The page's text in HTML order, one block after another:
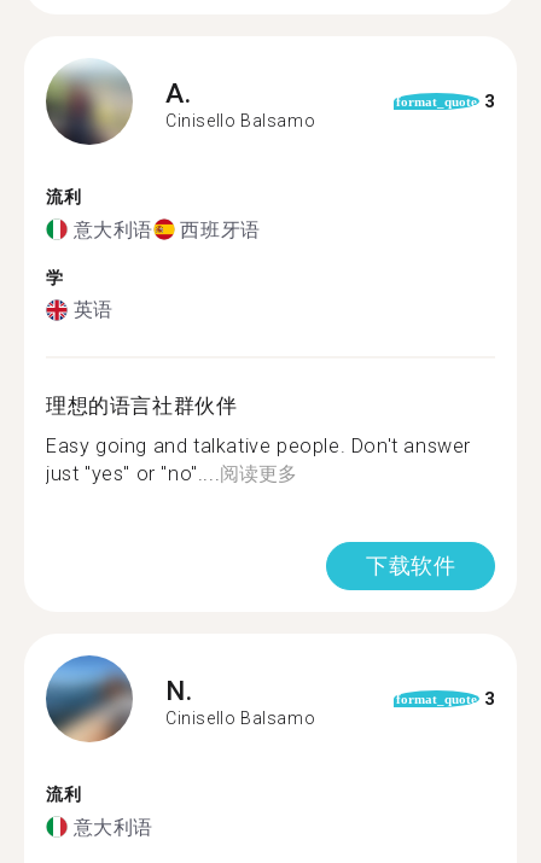
A.
Cinisello Balsamo
format_quote 3
流利
意大利语 西班牙语
学
英语
理想的语言社群伙伴
Easy going and talkative people. Don't answer
just "yes" or "no"....阅读更多
下载软件
N.
Cinisello Balsamo
format_quote 3
流利
意大利语